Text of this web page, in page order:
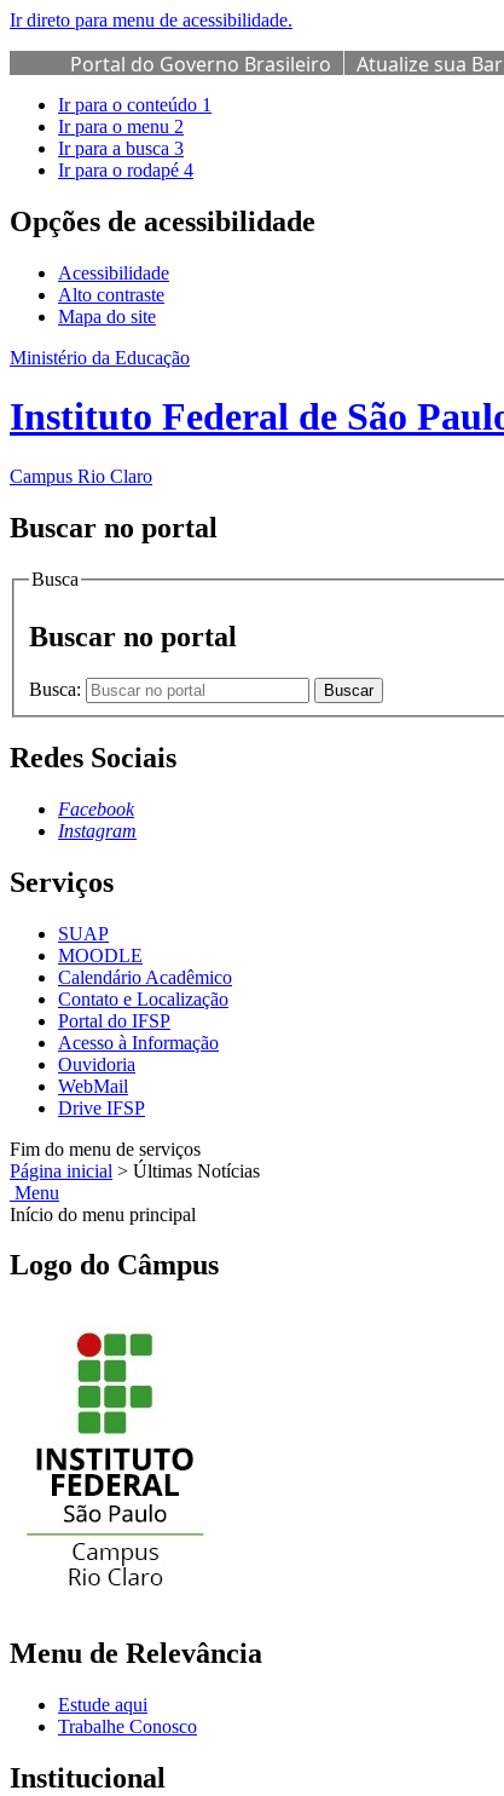
Ir direto para menu de acessibilidade.
Portal do Governo Brasileiro Atualize sua
Ir para o conteúdo 1
Ir para o menu 2
Ir para a busca 3
Ir para o rodapé 4
Opções de acessibilidade
Acessibilidade
Alto contraste
Mapa do site
Ministério da Educação
Instituto Federal de São
Campus Rio Claro
Buscar no portal
Busca
Buscar no portal
Busca: Buscar
Redes Sociais
Facebook
Instagram
Serviços
SUAP
MOODLE
Calendário Acadêmico
Contato e Localização
Portal do IFSP
Acesso à Informação
Ouvidoria
WebMail
Drive IFSP
Fim do menu de serviços
Página inicial > Últimas Notícias
Menu
Início do menu principal
Logo do Câmpus
Menu de Relevância
Estude aqui
Trabalhe Conosco
Institucional